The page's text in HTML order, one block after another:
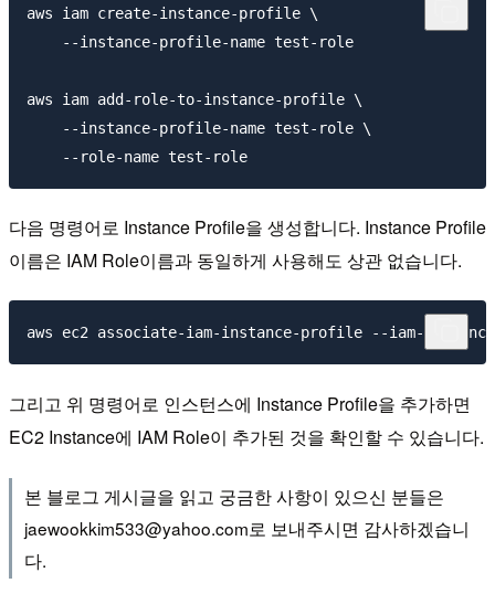
aws iam create-instance-profile \
    --instance-profile-name test-role
aws iam add-role-to-instance-profile \
    --instance-profile-name test-role \
다음 명령어로 Instance Profile을 생성합니다. Instance Profile
이름은 IAM Role이름과 동일하게 사용해도 상관 없습니다.
그리고 위 명령어로 인스턴스에 Instance Profile을 추가하면
EC2 Instance에 IAM Role이 추가된 것을 확인할 수 있습니다.
본 블로그 게시글을 읽고 궁금한 사항이 있으신 분들은
jaewookkim533@yahoo.com로 보내주시면 감사하겠습니
다.